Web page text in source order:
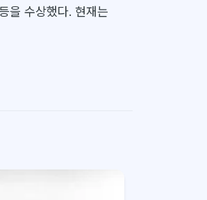
을 수상했다. 현재는